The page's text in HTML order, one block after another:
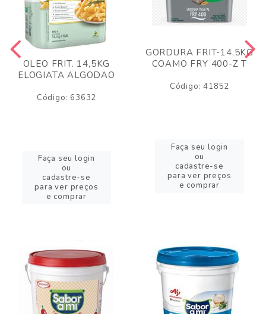
OLEO FRIT. 14,5KG
ELOGIATA ALGODAO
Código: 63632
Faça seu login
ou
cadastre-se
para ver preços
e comprar
GORDURA FRIT-14,5KG
COAMO FRY 400-Z T
Código: 41852
Faça seu login
ou
cadastre-se
para ver preços
e comprar